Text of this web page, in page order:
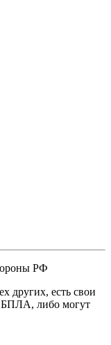
РФ
других, есть свои
БПЛА, либо могут